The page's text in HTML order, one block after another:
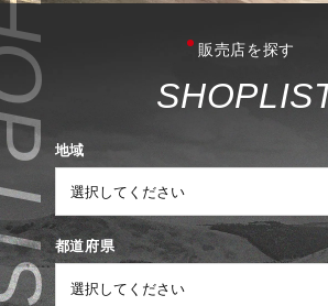
販売店を探す
SHOPLIS
地域
都道府県